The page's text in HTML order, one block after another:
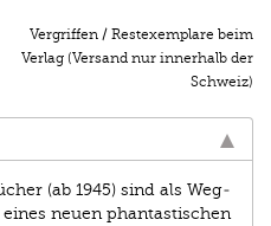
Vergriffen / Restexemplare beim
Verlag (Versand nur innerhalb der
Schweiz)
(ab 1945) sind als Weg­
neuen phantastischen